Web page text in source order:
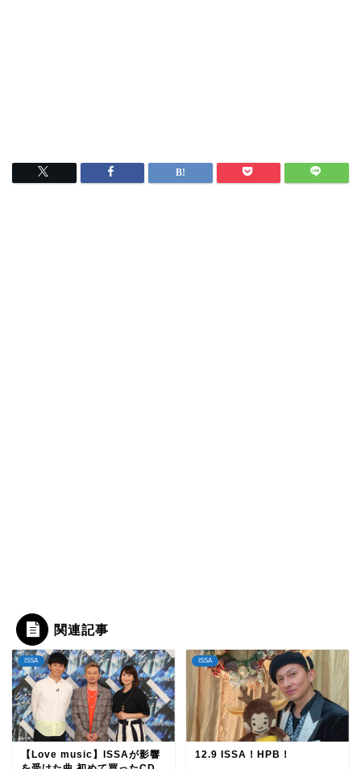
関連記事
ISSA
【Love music】ISSAが影響
ISSA
12.9 ISSA！HPB！